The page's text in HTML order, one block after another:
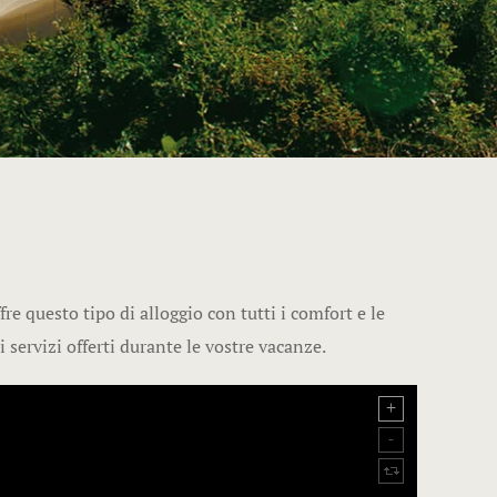
questo tipo di alloggio con tutti i comfort e le
servizi offerti durante le vostre vacanze.
Casa
Casa